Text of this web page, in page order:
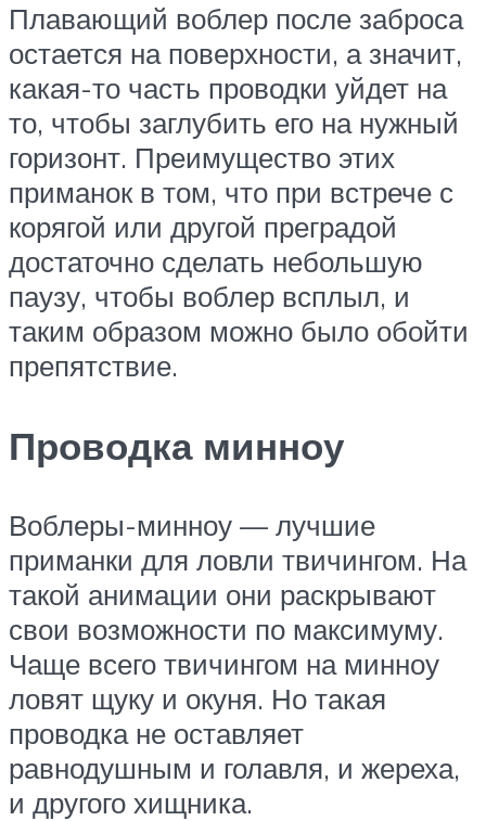
Плавающий воблер после заброса
остается на поверхности, а значит,
какая-то часть проводки уйдет на
то, чтобы заглубить его на нужный
горизонт. Преимущество этих
приманок в том, что при встрече с
корягой или другой преградой
достаточно сделать небольшую
паузу, чтобы воблер всплыл, и
таким образом можно было обойти
препятствие.
Проводка минноу
Воблеры-минноу — лучшие
приманки для ловли твичингом. На
такой анимации они раскрывают
свои возможности по максимуму.
Чаще всего твичингом на минноу
ловят щуку и окуня. Но такая
проводка не оставляет
равнодушным и голавля, и жереха,
и другого хищника.